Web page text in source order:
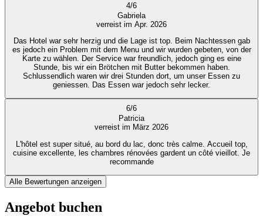
4/6
Gabriela
verreist im Apr. 2026
Das Hotel war sehr herzig und die Lage ist top. Beim Nachtessen gab
es jedoch ein Problem mit dem Menu und wir wurden gebeten, von der
Karte zu wählen. Der Service war freundlich, jedoch ging es eine
Stunde, bis wir ein Brötchen mit Butter bekommen haben.
Schlussendlich waren wir drei Stunden dort, um unser Essen zu
geniessen. Das Essen war jedoch sehr lecker.
6/6
Patricia
verreist im März 2026
L'hôtel est super situé, au bord du lac, donc très calme. Accueil top,
cuisine excellente, les chambres rénovées gardent un côté vieillot. Je
recommande
Alle Bewertungen anzeigen
Angebot buchen